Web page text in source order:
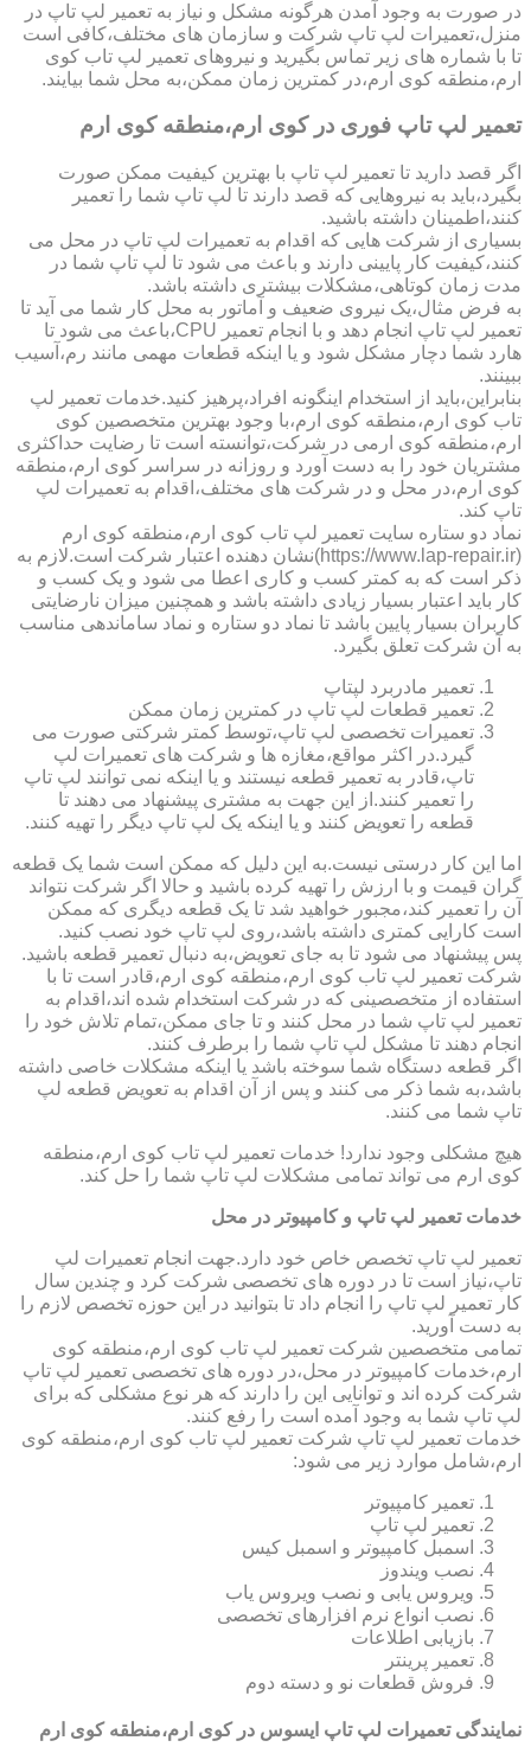
در صورت به وجود آمدن هرگونه مشکل و نیاز به تعمیر لپ تاپ در
منزل،تعمیرات لپ تاپ شرکت و سازمان های مختلف،کافی است
تا با شماره های زیر تماس بگیرید و نیروهای تعمیر لپ تاب کوی
ارم،منطقه کوی ارم،در کمترین زمان ممکن،به محل شما بیایند.
تعمیر لپ تاپ فوری در کوی ارم،منطقه کوی ارم
اگر قصد دارید تا تعمیر لپ تاپ با بهترین کیفیت ممکن صورت
بگیرد،باید به نیروهایی که قصد دارند تا لپ تاپ شما را تعمیر
کنند،اطمینان داشته باشید.
بسیاری از شرکت هایی که اقدام به تعمیرات لپ تاپ در محل می
کنند،کیفیت کار پایینی دارند و باعث می شود تا لپ تاپ شما در
مدت زمان کوتاهی،مشکلات بیشتری داشته باشد.
به فرض مثال،یک نیروی ضعیف و آماتور به محل کار شما می آید تا
تعمیر لپ تاپ انجام دهد و با انجام تعمیر CPU،باعث می شود تا
هارد شما دچار مشکل شود و یا اینکه قطعات مهمی مانند رم،آسیب
ببینند.
بنابراین،باید از استخدام اینگونه افراد،پرهیز کنید.خدمات تعمیر لپ
تاب کوی ارم،منطقه کوی ارم،با وجود بهترین متخصصین کوی
ارم،منطقه کوی ارمی در شرکت،توانسته است تا رضایت حداکثری
مشتریان خود را به دست آورد و روزانه در سراسر کوی ارم،منطقه
کوی ارم،در محل و در شرکت های مختلف،اقدام به تعمیرات لپ
تاپ کند.
نماد دو ستاره سایت تعمیر لپ تاب کوی ارم،منطقه کوی ارم
(https://www.lap-repair.ir)نشان دهنده اعتبار شرکت است.لازم به
ذکر است که به کمتر کسب و کاری اعطا می شود و یک کسب و
کار باید اعتبار بسیار زیادی داشته باشد و همچنین میزان نارضایتی
کاربران بسیار پایین باشد تا نماد دو ستاره و نماد ساماندهی مناسب
به آن شرکت تعلق بگیرد.
تعمیر مادربرد لپتاپ
تعمیر قطعات لپ تاپ در کمترین زمان ممکن
تعمیرات تخصصی لپ تاپ،توسط کمتر شرکتی صورت می
گیرد.در اکثر مواقع،مغازه ها و شرکت های تعمیرات لپ
تاپ،قادر به تعمیر قطعه نیستند و یا اینکه نمی توانند لپ تاپ
را تعمیر کنند.از این جهت به مشتری پیشنهاد می دهند تا
قطعه را تعویض کنند و یا اینکه یک لپ تاپ دیگر را تهیه کنند.
اما این کار درستی نیست.به این دلیل که ممکن است شما یک قطعه
گران قیمت و با ارزش را تهیه کرده باشید و حالا اگر شرکت نتواند
آن را تعمیر کند،مجبور خواهید شد تا یک قطعه دیگری که ممکن
است کارایی کمتری داشته باشد،روی لپ تاپ خود نصب کنید.
پس پیشنهاد می شود تا به جای تعویض،به دنبال تعمیر قطعه باشید.
شرکت تعمیر لپ تاب کوی ارم،منطقه کوی ارم،قادر است تا با
استفاده از متخصصینی که در شرکت استخدام شده اند،اقدام به
تعمیر لپ تاپ شما در محل کنند و تا جای ممکن،تمام تلاش خود را
انجام دهند تا مشکل لپ تاپ شما را برطرف کنند.
اگر قطعه دستگاه شما سوخته باشد یا اینکه مشکلات خاصی داشته
باشد،به شما ذکر می کنند و پس از آن اقدام به تعویض قطعه لپ
تاپ شما می کنند.
هیچ مشکلی وجود ندارد! خدمات تعمیر لپ تاب کوی ارم،منطقه
کوی ارم می تواند تمامی مشکلات لپ تاپ شما را حل کند.
خدمات تعمیر لپ تاپ و کامپیوتر در محل
تعمیر لپ تاپ تخصص خاص خود دارد.جهت انجام تعمیرات لپ
تاپ،نیاز است تا در دوره های تخصصی شرکت کرد و چندین سال
کار تعمیر لپ تاپ را انجام داد تا بتوانید در این حوزه تخصص لازم را
به دست آورید.
تمامی متخصصین شرکت تعمیر لپ تاب کوی ارم،منطقه کوی
ارم،خدمات کامپیوتر در محل،در دوره های تخصصی تعمیر لپ تاپ
شرکت کرده اند و توانایی این را دارند که هر نوع مشکلی که برای
لپ تاپ شما به وجود آمده است را رفع کنند.
خدمات تعمیر لپ تاپ شرکت تعمیر لپ تاب کوی ارم،منطقه کوی
ارم،شامل موارد زیر می شود:
تعمیر کامپیوتر
تعمیر لپ تاپ
اسمبل کامپیوتر و اسمبل کیس
نصب ویندوز
ویروس یابی و نصب ویروس یاب
نصب انواع نرم افزارهای تخصصی
بازیابی اطلاعات
تعمیر پرینتر
فروش قطعات نو و دسته دوم
نمایندگی تعمیرات لپ تاپ ایسوس در کوی ارم،منطقه کوی ارم